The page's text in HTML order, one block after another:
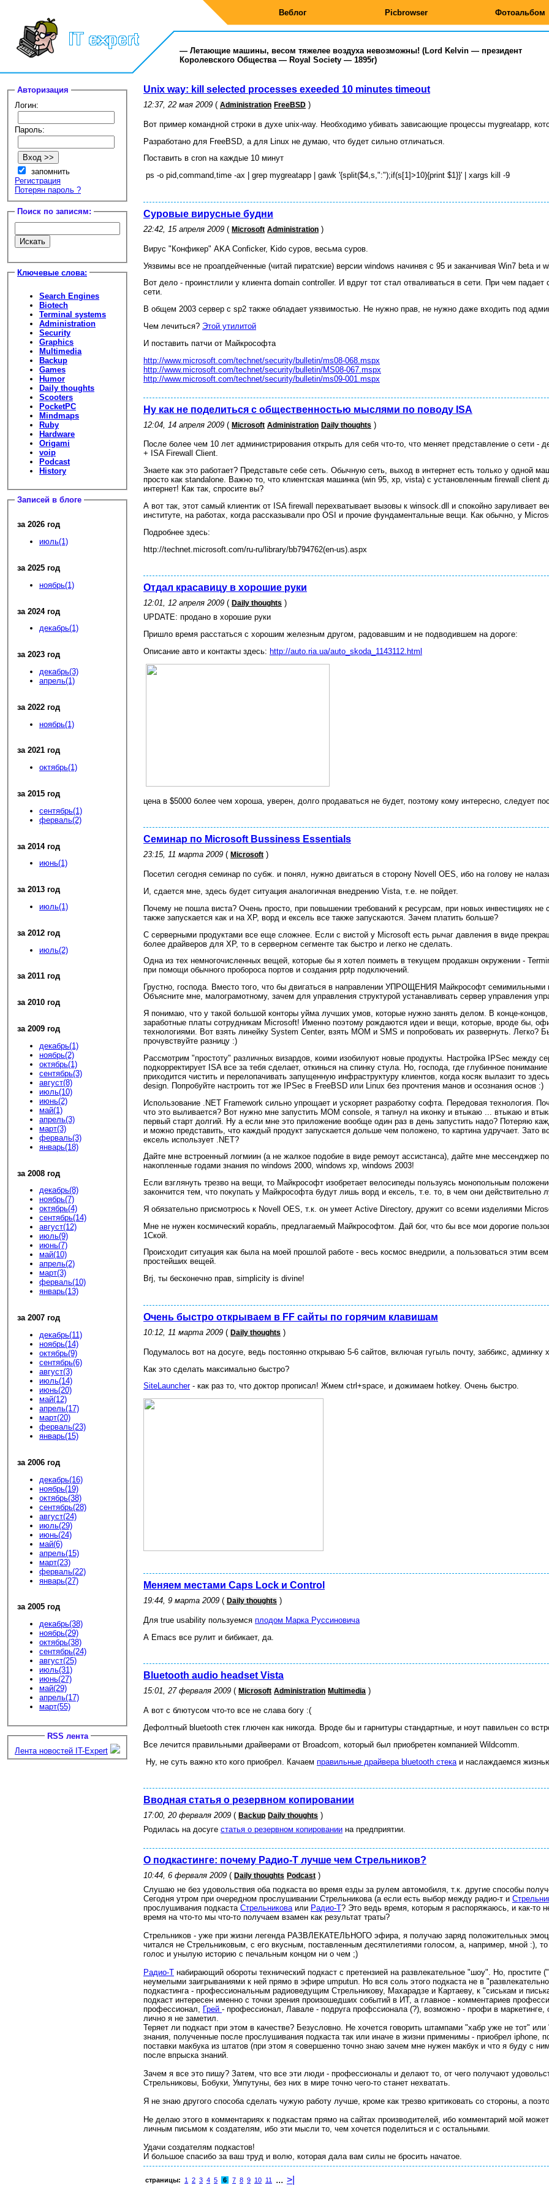
Веблог Picbrowser Фотоальбом
— Летающие машины, весом тяжелее воздуха невозможны! (Lord Kelvin — президент
Королевского Общества — Royal Society — 1895г)
Авторизация
Логин:
Пароль:
запомнить
Регистрация
Потерян пароль ?
Поиск по записям:
Ключевые слова:
Search Engines
Biotech
Terminal systems
Administration
Security
Graphics
Multimedia
Backup
Games
Humor
Daily thoughts
Scooters
PocketPC
Mindmaps
Ruby
Hardware
Origami
voip
Podcast
History
Записей в блоге
за 2026 год
июль(1)
за 2025 год
ноябрь(1)
за 2024 год
декабрь(1)
за 2023 год
декабрь(3)
апрель(1)
за 2022 год
ноябрь(1)
за 2021 год
октябрь(1)
за 2015 год
сентябрь(1)
ферваль(2)
за 2014 год
июнь(1)
за 2013 год
июль(1)
за 2012 год
июль(2)
за 2011 год
за 2010 год
за 2009 год
декабрь(1)
ноябрь(2)
октябрь(1)
сентябрь(3)
август(8)
июль(10)
июнь(2)
май(1)
апрель(3)
март(3)
ферваль(3)
январь(18)
за 2008 год
декабрь(8)
ноябрь(7)
октябрь(4)
сентябрь(14)
август(12)
июль(9)
июнь(7)
май(10)
апрель(2)
март(3)
ферваль(10)
январь(13)
за 2007 год
декабрь(11)
ноябрь(14)
октябрь(9)
сентябрь(6)
август(3)
июль(14)
июнь(20)
май(12)
апрель(17)
март(20)
ферваль(23)
январь(15)
за 2006 год
декабрь(16)
ноябрь(19)
октябрь(38)
сентябрь(28)
август(24)
июль(29)
июнь(24)
май(6)
апрель(15)
март(23)
ферваль(22)
январь(27)
за 2005 год
декабрь(38)
ноябрь(29)
октябрь(38)
сентябрь(24)
август(25)
июль(31)
июнь(27)
май(29)
апрель(17)
март(55)
RSS лента
Лента новостей IT-Expert
Unix way: kill selected processes exeeded 10 minutes timeout
12:37, 22 мая 2009 ( Administration FreeBSD )
Вот пример командной строки в духе unix-way. Необходимо убивать зависающие процессы mygreatapp,
Разработано для FreeBSD, а для Linux не думаю, что будет сильно отличаться.
Поставить в cron на каждые 10 минут
ps -o pid,command,time -ax | grep mygreatapp | gawk '{split($4,s,":");if(s[1]>10){print $1}}' | xargs kill -9
Суровые вирусные будни
22:42, 15 апреля 2009 ( Microsoft Administration )
Вирус "Конфикер" AKA Conficker, Kido суров, весьма суров.
Уязвимы все не проапдейченные (читай пиратские) версии windows начинвя с 95 и заканчивая Win7 beta и
Вот дело - проинстлили у клиента domain controller. И вдруг тот стал отваливаться в сети. При чем
сети.
В общем 2003 сервер с sp2 также обладает уязвимостью. Не нужно прав, не нужно даже входить под
Чем лечиться? Этой утилитой
И поставить патчи от Майкрософта
http://www.microsoft.com/technet/security/bulletin/ms08-068.mspx
http://www.microsoft.com/technet/security/bulletin/MS08-067.mspx
http://www.microsoft.com/technet/security/bulletin/ms09-001.mspx
Ну как не поделиться с общественностью мыслями по поводу ISA
12:04, 14 апреля 2009 ( Microsoft Administration Daily thoughts )
После более чем 10 лет администрирования открыть для себя что-то, что меняет представление о сети
+ ISA Firewall Client.
Знаете как это работает? Представьте себе сеть. Обычную сеть, выход в интернет есть только у одной
просто как standalone. Важно то, что клиентская машинка (win 95, xp, vista) с установленным firewall
интернет! Как так, спросите вы?
А вот так, этот самый клиентик от ISA firewall перехватывает вызовы к winsock.dll и спокойно
институте, на работах, когда рассказывали про OSI и прочие фундаментальные вещи. Как обычно, у
Подробнее здесь:
http://technet.microsoft.com/ru-ru/library/bb794762(en-us).aspx
Отдал красавицу в хорошие руки
12:01, 12 апреля 2009 ( Daily thoughts )
UPDATE: продано в хорошие руки
Пришло время расстаться с хорошим железным другом, радовавшим и не подводившем на дороге:
Описание авто и контакты здесь: http://auto.ria.ua/auto_skoda_1143112.html
цена в $5000 более чем хороша, уверен, долго продаваться не будет, поэтому кому интересно, следует
Семинар по Microsoft Bussiness Essentials
23:15, 11 марта 2009 ( Microsoft )
Посетил сегодня семинар по субж. и понял, нужно двигаться в сторону Novell OES, ибо на голову не
И, сдается мне, здесь будет ситуация аналогичная внедрению Vista, т.е. не пойдет.
Почему не пошла виста? Очень просто, при повышении требований к ресурсам, при новых инвестициях не
также запускается как и на XP, ворд и ексель все также запускаются. Зачем платить больше?
С серверными продуктами все еще сложнее. Если с вистой у Microsoft есть рычаг давления в виде
более драйверов для XP, то в серверном сегменте так быстро и легко не сделать.
Одна из тех немногочисленных вещей, которые бы я хотел поиметь в текущем продакшн окружении -
при помощи обычного пробороса портов и создания pptp подключений.
Грустно, господа. Вместо того, что бы двигаться в направлении УПРОЩЕНИЯ Майкрософт
Объясните мне, малограмотному, зачем для управления структурой устанавливать сервер управления
Я понимаю, что у такой большой конторы уйма лучших умов, которые нужно занять делом. В конце-
заработные платы сотрудникам Microsoft! Именно поэтому рождаются идеи и вещи, которые, вроде бы,
технологиями. Вот взять линейку System Center, взять MOM и SMS и попробовать их развернуть. Легко?
прочувствуйте разницу :)
Рассмотрим "простоту" различных визардов, коими изобилуют новые продукты. Настройка IPSec между
подкорректирует ISA все за тебя сделает, откинься на спинку стула. Но, господа, где глубинное
приходится чистить и перелопачивать запущенную инфраструктуру клиентов, когда косяк вылазит то
design. Попробуйте настроить тот же IPSec в FreeBSD или Linux без прочтения манов и осознания основ :)
Использование .NET Framework сильно упрощает и ускоряет разработку софта. Передовая технология.
что это выливается? Вот нужно мне запустить MOM console, я тапнул на иконку и втыкаю ... втыкаю и
первый старт долгий. Ну а если мне это приложение вообще один раз в день запустить надо? Потеряю
и можно представить, что каждый продукт запускается дольше чем положено, то картина удручает.
ексель использует .NET?
Дайте мне встроенный логмиин (а не жалкое подобие в виде ремоут ассистанса), дайте мне мессенджер
накопленные годами знания по windows 2000, windows xp, windows 2003!
Если взглянуть трезво на вещи, то Майкрософт изобретает велосипеды пользуясь монопольным
закончится тем, что покупать у Майкрософта будут лишь ворд и ексель, т.е. то, в чем они действительно
Я обязательно присмотрюсь к Novell OES, т.к. он умеет Active Directory, дружит со всеми изделиями
Мне не нужен космический корабль, предлагаемый Майкрософтом. Дай бог, что бы все мои дорогие
1Ской.
Происходит ситуация как была на моей прошлой работе - весь космос внедрили, а пользоваться этим
простейших вещей.
Brj, ты бесконечно прав, simplicity is divine!
Очень быстро открываем в FF сайты по горячим клавишам
10:12, 11 марта 2009 ( Daily thoughts )
Подумалось вот на досуге, ведь постоянно открываю 5-6 сайтов, включая гугыль почту, заббикс, админку
Как это сделать максимально быстро?
SiteLauncher- как раз то, что доктор прописал! Жмем ctrl+space, и дожимаем hotkey. Очень быстро.
Меняем местами Caps Lock и Control
19:44, 9 марта 2009 ( Daily thoughts )
Для true usability пользуемся плодом Марка Руссиновича
А Emacs все рулит и бибикает, да.
Bluetooth audio headset Vista
15:01, 27 ферваля 2009 ( Microsoft Administration Multimedia )
А вот с блютусом что-то все не слава богу :(
Дефолтный bluetooth стек глючен как никогда. Вроде бы и гарнитуры стандартные, и ноут павильен со
Все лечится правильными драйверами от Broadcom, который был приобретен компанией Wildcomm.
Ну, не суть важно кто кого приобрел. Качаем правильные драйвера bluetooth стека и наслаждаемся
Вводная статья о резервном копировании
17:00, 20 ферваля 2009 ( Backup Daily thoughts )
Родилась на досуге статья о резервном копировании на предприятии.
О подкастинге: почему Радио-Т лучше чем Стрельников?
10:44, 6 ферваля 2009 ( Daily thoughts Podcast )
Слушаю не без удовольствия оба подкаста во время езды за рулем автомобиля, т.к. другие способы
Сегодня утром при очередном прослушивании Стрельникова (а если есть выбор между радио-т и
прослушивания подкаста Стрельниковаили Радио-Т? Это ведь время, которым я распоряжаюсь, и как-то
время на что-то мы что-то получаем взамен как результат траты?
Стрельников - уже при жизни легенда РАЗВЛЕКАТЕЛЬНОГО эфира, я получаю заряд положительных
читался не Стрельниковым, с его вкусным, поставленным десятилетиями голосом, а, например, мной :),
голос и унылую историю с печальным концом ни о чем ;)
Радио-Т набирающий обороты технический подкаст с претензией на развлекательное "шоу". Но, простите
неумелыми заигрываниями к ней прямо в эфире umputun. Но вся соль этого подкаста не в
подкастинга - профессиональным радиоведущим Стрельникову, Махарадзе и Картаеву, к "сиськам и
подкаст интересен именно с точки зрения произошедших событий в ИТ, а главное - комментариев
профессионал, Грей - профессионал, Лавале - подруга профссионала (?), возможно - профи в маркетинге,
лично я не заметил.
Теряет ли подкаст при этом в качестве? Безусловно. Не хочется говорить штампами "хабр уже не тот"
знания, полученные после прослушивания подкаста так или иначе в жизни применимы - приобрел
поставки макбука из штатов (при этом я совершенно точно знаю зачем мне нужен макбук и что я буду с
после впрыска знаний.
Зачем я все это пишу? Затем, что все эти люди - профессионалы и делают то, от чего получают
Стрельниковы, Бобуки, Умпутуны, без них в мире точно чего-то станет нехватать.
Я не знаю другого способа сделать чужую работу лучше, кроме как трезво критиковать со стороны, а
Не делаю этого в комментариях к подкастам прямо на сайтах производителей, ибо комментарий мой
личным письмом к создателям, ибо эти мысли то, чем хочется поделиться и с остальными.
Удачи создателям подкастов!
И большое спасибо за ваш труд и волю, которая дала вам силы не бросить начатое.
страницы: 1 2 3 4 5 6 7 8 9 10 11 ... >|